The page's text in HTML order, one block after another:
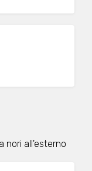
nori all'esterno